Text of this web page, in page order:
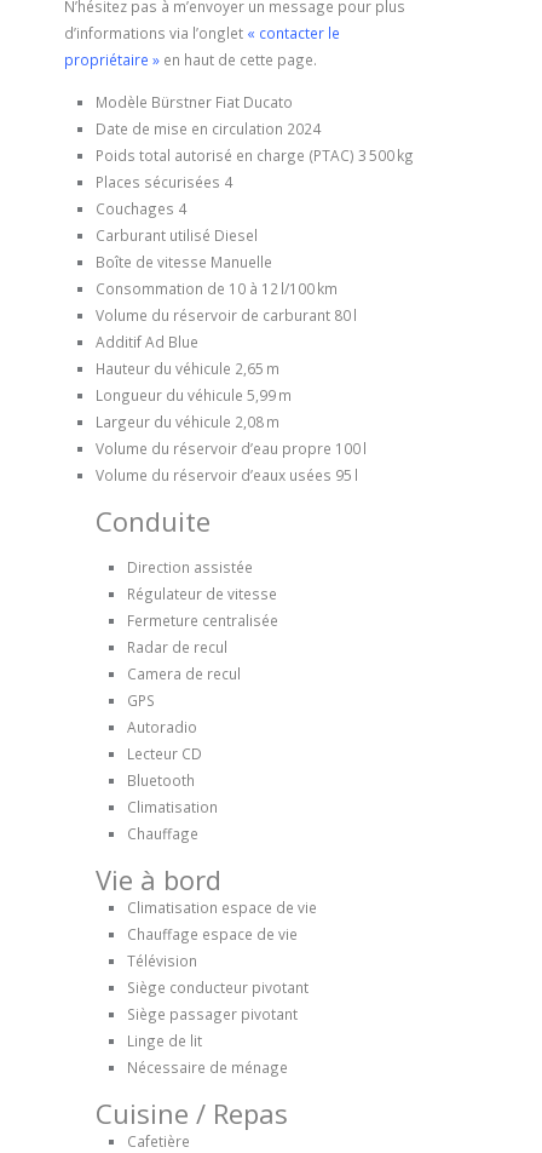
N’hésitez pas à m’envoyer un message pour plus
d’informations via l’onglet « contacter le
propriétaire » en haut de cette page.
Modèle Bürstner Fiat Ducato
Date de mise en circulation 2024
Poids total autorisé en charge (PTAC) 3 500 kg
Places sécurisées 4
Couchages 4
Carburant utilisé Diesel
Boîte de vitesse Manuelle
Consommation de 10 à 12 l/100 km
Volume du réservoir de carburant 80 l
AdditifAd Blue
Hauteur du véhicule 2,65 m
Longueur du véhicule 5,99 m
Largeur du véhicule 2,08 m
Volume du réservoir d’eau propre 100 l
Volume du réservoir d’eaux usées 95 l
Conduite
Direction assistée
Régulateur de vitesse
Fermeture centralisée
Radar de recul
Camera de recul
GPS
Autoradio
Lecteur CD
Bluetooth
Climatisation
Chauffage
Vie à bord
Climatisation espace de vie
Chauffage espace de vie
Télévision
Siège conducteur pivotant
Siège passager pivotant
Linge de lit
Nécessaire de ménage
Cuisine / Repas
Cafetière